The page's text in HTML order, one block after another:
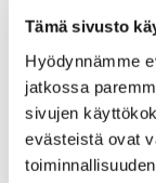
Tämä sivusto
Hyödynnämme
jatkossa
sivujen
evästeistä ovat